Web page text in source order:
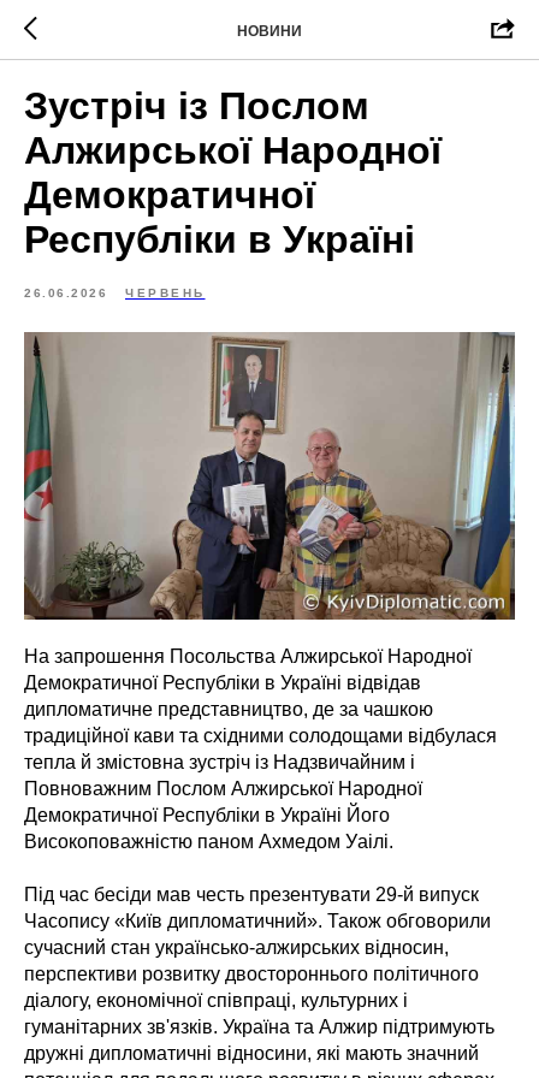
НОВИНИ
Зустріч із Послом
Алжирської Народної
Демократичної
Республіки в Україні
26.06.2026 ЧЕРВЕНЬ
На запрошення Посольства Алжирської Народної
Демократичної Республіки в Україні відвідав
дипломатичне представництво, де за чашкою
традиційної кави та східними солодощами відбулася
тепла й змістовна зустріч із Надзвичайним і
Повноважним Послом Алжирської Народної
Демократичної Республіки в Україні Його
Високоповажністю паном Ахмедом Уаілі.
Під час бесіди мав честь презентувати 29-й випуск
Часопису «Київ дипломатичний». Також обговорили
сучасний стан українсько-алжирських відносин,
перспективи розвитку двостороннього політичного
діалогу, економічної співпраці, культурних і
гуманітарних зв'язків. Україна та Алжир підтримують
дружні дипломатичні відносини, які мають значний